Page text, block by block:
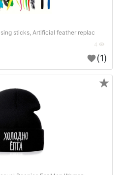
sticks, Artificial feather replac..
(1)
★